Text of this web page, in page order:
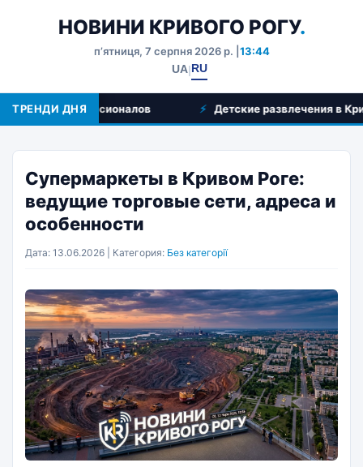
НОВИНИ КРИВОГО РОГУ.
пʼятниця, 7 серпня 2026 р. | 13:44
UA|RU
ТРЕНДИ ДНЯ
профессионалов Детские развлечения в Кривом
Супермаркеты в Кривом Роге:
ведущие торговые сети, адреса и
особенности
Дата: 13.06.2026 | Категория: Без категорії